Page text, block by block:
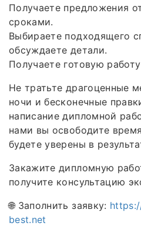
Получаете предложения
сроками.
Выбираете подходящего
обсуждаете детали.
Получаете готовую
Не тратьте драгоценные
ночи и бесконечные
написание дипломной
нами вы освободите
будете уверены в
Закажите дипломную
получите консультацию
🌐 Заполнить заявку:
best.net